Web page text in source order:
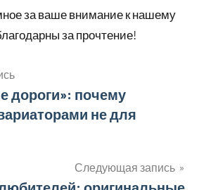
за ваше внимание к нашему
за прочтение!
дороги»: почему
не для
Следующая запись